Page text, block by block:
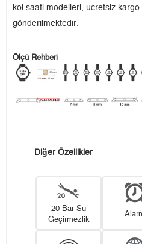
kol saati modelleri, ücretsiz
gönderilmektedir.
Ölçü Rehberi
Diğer Özellikler
20 Bar Su
Geçirmezlik